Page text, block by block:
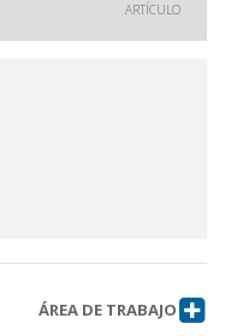
ARTÍCULO
ÁREA DE TRABAJO